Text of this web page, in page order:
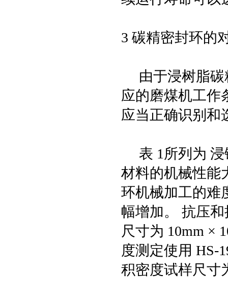
3 碳精密封环的
由于浸树脂碳
应的磨煤机工作
应当正确识别和
表 1所列为 浸
材料的机械性能
环机械加工的难
幅增加。 抗压
尺寸为 10mm ×
度测定使用 HS-
积密度试样尺寸